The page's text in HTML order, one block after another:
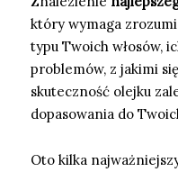
który wymaga
typu Twoich włosów,
problemów, z jakimi
skuteczność olejku
dopasowania do
Oto kilka